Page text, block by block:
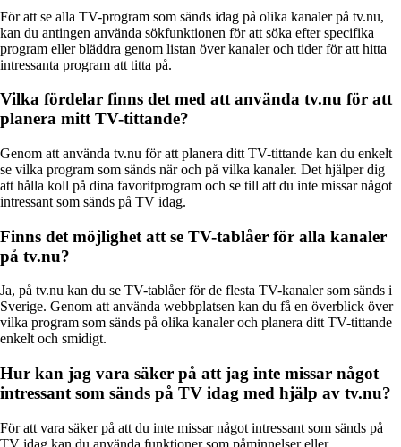
För att se alla TV-program som sänds idag på olika kanaler på tv.nu,
kan du antingen använda sökfunktionen för att söka efter specifika
program eller bläddra genom listan över kanaler och tider för att hitta
intressanta program att titta på.
Vilka fördelar finns det med att använda tv.nu för att
planera mitt TV-tittande?
Genom att använda tv.nu för att planera ditt TV-tittande kan du enkelt
se vilka program som sänds när och på vilka kanaler. Det hjälper dig
att hålla koll på dina favoritprogram och se till att du inte missar något
intressant som sänds på TV idag.
Finns det möjlighet att se TV-tablåer för alla kanaler
på tv.nu?
Ja, på tv.nu kan du se TV-tablåer för de flesta TV-kanaler som sänds i
Sverige. Genom att använda webbplatsen kan du få en överblick över
vilka program som sänds på olika kanaler och planera ditt TV-tittande
enkelt och smidigt.
Hur kan jag vara säker på att jag inte missar något
intressant som sänds på TV idag med hjälp av tv.nu?
För att vara säker på att du inte missar något intressant som sänds på
TV idag kan du använda funktioner som påminnelser eller